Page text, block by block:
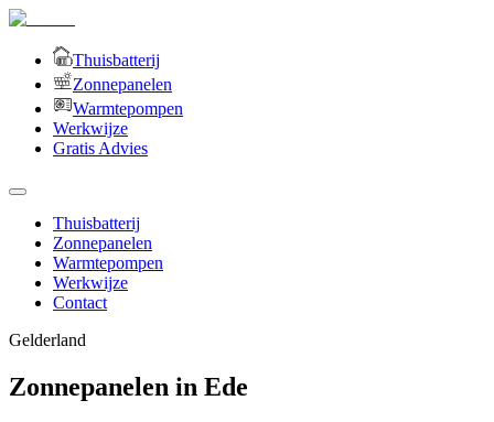
Thuisbatterij
Zonnepanelen
Warmtepompen
Werkwijze
Gratis Advies
Thuisbatterij
Zonnepanelen
Warmtepompen
Werkwijze
Contact
Gelderland
Zonnepanelen in Ede